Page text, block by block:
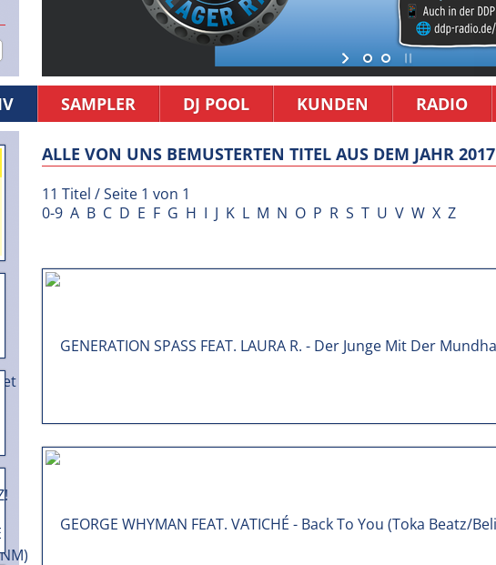
SAMPLER DJ POOL KUNDEN RADIO
ALLE VON UNS BEMUSTERTEN TITEL AUS DEM JAHR 2017
11 Titel / Seite 1 von 1
0-9 A B C D E F G H I J K L M N O P R S T U V W X Z